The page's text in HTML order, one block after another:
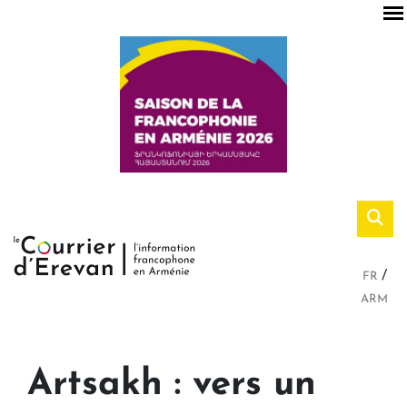
FR
ARM
Artsakh : vers un